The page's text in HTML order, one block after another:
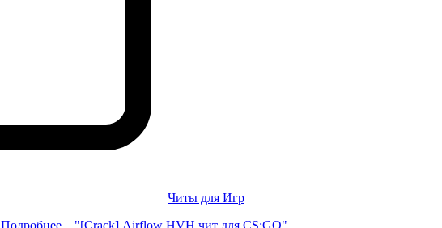
Читы для Игр